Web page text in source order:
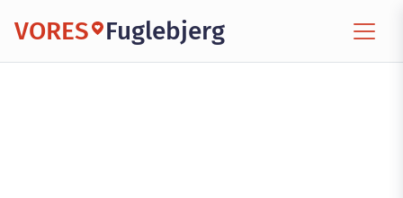
VORES Fuglebjerg